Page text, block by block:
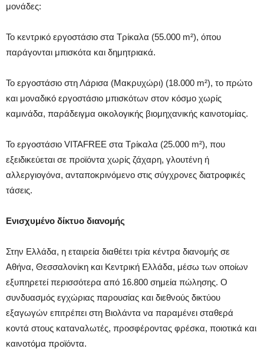
μονάδες:
Το κεντρικό εργοστάσιο στα Τρίκαλα (55.000 m²), όπου
παράγονται μπισκότα και δημητριακά.
Το εργοστάσιο στη Λάρισα (Μακρυχώρι) (18.000 m²), το πρώτο
και μοναδικό εργοστάσιο μπισκότων στον κόσμο χωρίς
καμινάδα, παράδειγμα οικολογικής βιομηχανικής καινοτομίας.
Το εργοστάσιο VITAFREE στα Τρίκαλα (25.000 m²), που
εξειδικεύεται σε προϊόντα χωρίς ζάχαρη, γλουτένη ή
αλλεργιογόνα, ανταποκρινόμενο στις σύγχρονες διατροφικές
τάσεις.
Ενισχυμένο δίκτυο διανομής
Στην Ελλάδα, η εταιρεία διαθέτει τρία κέντρα διανομής σε
Αθήνα, Θεσσαλονίκη και Κεντρική Ελλάδα, μέσω των οποίων
εξυπηρετεί περισσότερα από 16.800 σημεία πώλησης. Ο
συνδυασμός εγχώριας παρουσίας και διεθνούς δικτύου
εξαγωγών επιτρέπει στη Βιολάντα να παραμένει σταθερά
κοντά στους καταναλωτές, προσφέροντας φρέσκα, ποιοτικά και
καινοτόμα προϊόντα.